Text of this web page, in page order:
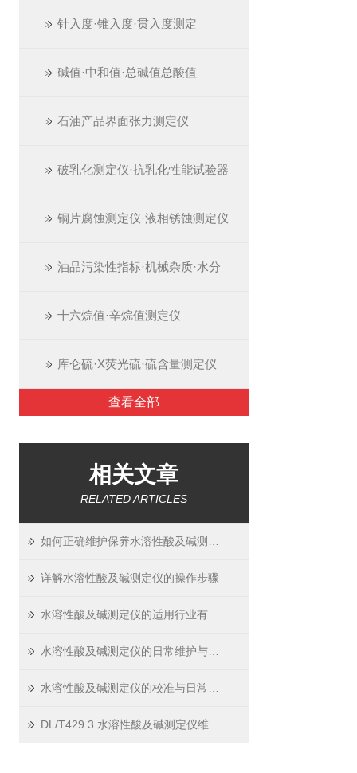
针入度·锥入度·贯入度测定
碱值·中和值·总碱值总酸值
石油产品界面张力测定仪
破乳化测定仪·抗乳化性能试验器
铜片腐蚀测定仪·液相锈蚀测定仪
油品污染性指标·机械杂质·水分
十六烷值·辛烷值测定仪
库仑硫·X荧光硫·硫含量测定仪
查看全部
相关文章
RELATED ARTICLES
详解水溶性酸及碱测定仪的操作步骤